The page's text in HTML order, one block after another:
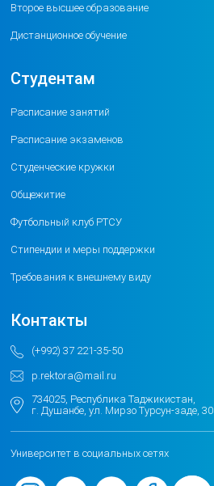
Второе высшее образование
Дистанционное обучение
Студентам
Расписание занятий
Расписание экзаменов
Студенческие кружки
Общежитие
Футбольный клуб РТСУ
Стипендии и меры поддержки
Требования к внешнему виду
Контакты
(+992) 37 221-35-50
p.rektora@mail.ru
734025, Республика Таджикистан,
г. Душанбе, ул. Мирзо Турсун-заде, 30
Университет в социальных сетях